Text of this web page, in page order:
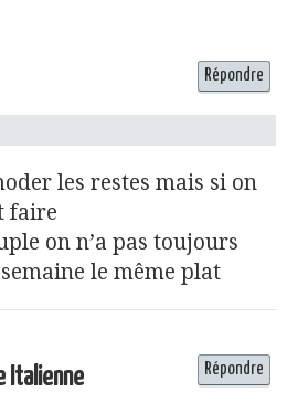
les restes mais si on
faire
on n’a pas toujours
le même plat
Répondre
Italienne Répondre